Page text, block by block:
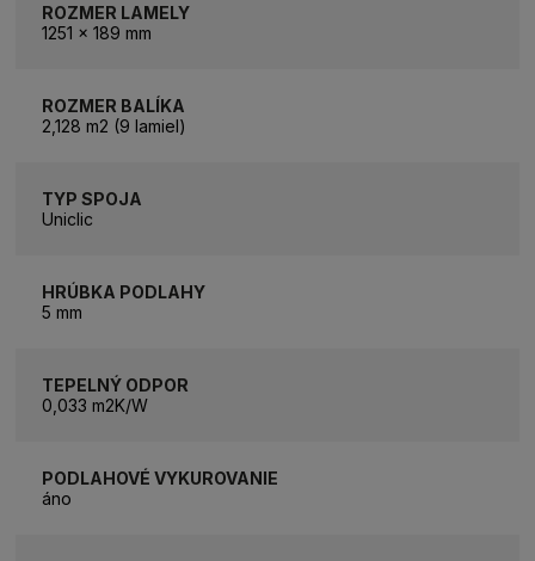
ROZMER LAMELY
1251 x 189 mm
ROZMER BALÍKA
2,128 m2 (9 lamiel)
TYP SPOJA
Uniclic
HRÚBKA PODLAHY
5 mm
TEPELNÝ ODPOR
0,033 m2K/W
PODLAHOVÉ VYKUROVANIE
áno